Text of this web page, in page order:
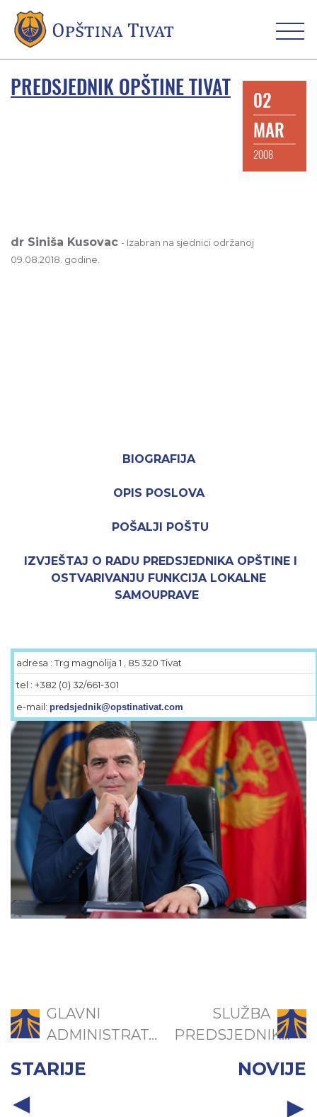
PREDSJEDNIK OPŠTINE TIVAT
02
MAR
2008
dr Siniša Kusovac - Izabran na sjednici održanoj
09.08.2018. godine.
BIOGRAFIJA
OPIS POSLOVA
POŠALJI POŠTU
IZVJEŠTAJ O RADU PREDSJEDNIKA OPŠTINE I
OSTVARIVANJU FUNKCIJA LOKALNE
SAMOUPRAVE
adresa : Trg magnolija 1 , 85 320 Tivat
tel : +382 (0) 32/661-301
e-mail: predsjednik@opstinativat.com
GLAVNI
ADMINISTRAT...
STARIJE
SLUŽBA
PREDSJEDNIK...
NOVIJE